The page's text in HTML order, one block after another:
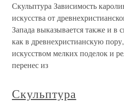
Скульптура Зависимость
искусства от
Запада выказывается также и в
как в древнехристианскую
искусством мелких поделок и
перенес из
Скульптура